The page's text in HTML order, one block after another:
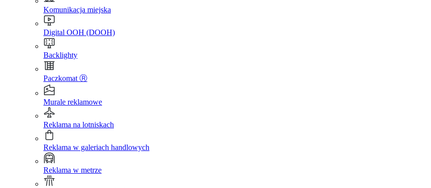
Komunikacja miejska
Digital OOH (DOOH)
Backlighty
Paczkomat Ⓡ
Murale reklamowe
Reklama na lotniskach
Reklama w galeriach handlowych
Reklama w metrze